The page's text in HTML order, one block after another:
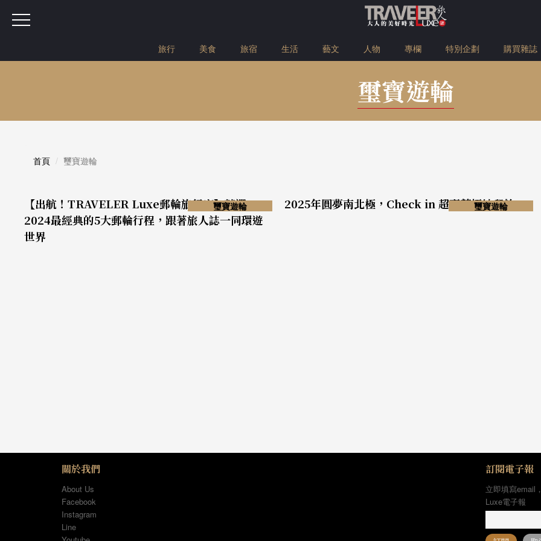
旅行 美食 旅宿 生活 藝文 人物 專欄 特別企劃 購買雜誌
璽寶遊輪
首頁 璽寶遊輪
【出航！TRAVELER Luxe郵輪旅行家】精選
2024最經典的5大郵輪行程，跟著旅人誌一同環遊
世界
璽寶遊輪 2025年圓夢南北極，Check in 超豪華極地郵輪
璽寶遊輪
關於我們
About Us
Facebook
Instagram
Line
訂閱電子報
立即填寫email
Luxe電子報